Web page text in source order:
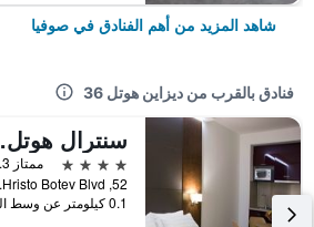
شاهد المزيد من أهم الفنادق في صوفيا
فنادق بالقرب من ديزاين هوتل 36
4 نجوم
ممتاز 8.3
0.1 كيلومتر عن وسط المدينة